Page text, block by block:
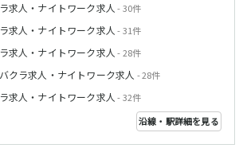
求人・ナイトワーク求人 - 30件
求人・ナイトワーク求人 - 31件
求人・ナイトワーク求人 - 28件
クラ求人・ナイトワーク求人 - 28件
求人・ナイトワーク求人 - 32件
沿線・駅詳細を見る
さいたま新都心駅
五反田駅
浅草橋駅